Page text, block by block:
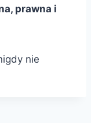
prawna i
nie